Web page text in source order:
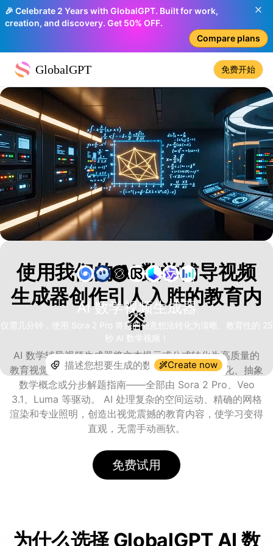
🎉 Celebrate 2 Years with GlobalGPT. Built for work,
creation, and discovery. Get 50% OFF.
Compare plans
GlobalGPT 免费开始
AI 数学视频生成器
仅需几分钟，使用 Sora 2 Pro 将您的创意想法转化为清晰、教育性的 25
秒 AI 数学视频！
Create now
使用我们的 AI 数学辅导视频
生成器创作引人入胜的教育内
容
AI 数学辅导视频生成器将文本提示或公式转化为高质量的
教育视觉内容——包括动画几何证明、微积分可视化、抽象
数学概念或分步解题指南——全部由 Sora 2 Pro、Veo
3.1、Luma 等驱动。 AI 处理复杂的空间运动、精确的网格
渲染和专业照明，创造出视觉震撼的教育内容，使学习变得
直观，无需手动画软。
免费试用
为什么选择 GlobalGPT AI 数